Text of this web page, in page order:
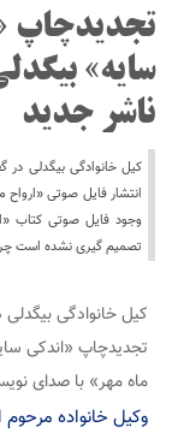
تجدیدچاپ
سایه»
ناشر جدید
کیل خانوادگی بیگدلی
انتشار فایل صوتی «ارواح
وجود فایل صوتی کتاب
تصمیم گیری نشده است
کیل خانوادگی
تجدیدچاپ «اندکی
ماه مهر» با صدای
وکیل خانواده